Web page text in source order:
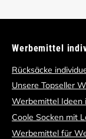
Werbemittel
Rücksäcke
Unsere Topseller
Werbemittel Ideen
Coole Socken mit
Werbemittel für